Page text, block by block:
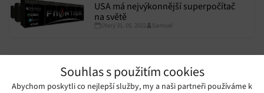
Souhlas s použitím cookies
Abychom poskytli co nejlepší služby, my a naši partneři používáme k
USA má nejvýkonnější superpočítač
na světě
Úterý 31. 05. 2022 Samuel